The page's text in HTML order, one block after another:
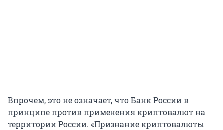
Впрочем, это не означает, что Банк России в
принципе против применения криптовалют на
территории России. «Признание криптовалюты